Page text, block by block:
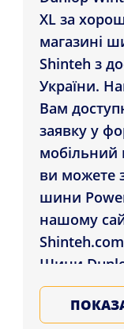
XL за
магазині
Shinteh з
України.
Вам
заявку у
мобільний
ви можете
шини
нашому
Шини
R18 95V XL
Дніпро,